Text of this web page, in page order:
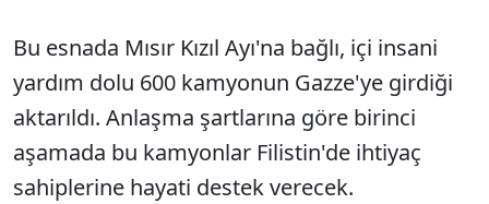
Bu esnada Mısır Kızıl Ayı'na bağlı, içi insani
yardım dolu 600 kamyonun Gazze'ye girdiği
aktarıldı. Anlaşma şartlarına göre birinci
aşamada bu kamyonlar Filistin'de ihtiyaç
sahiplerine hayati destek verecek.